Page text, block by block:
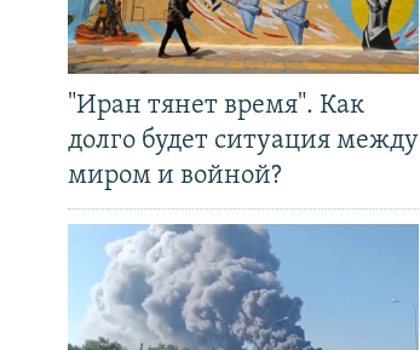
"Иран тянет время". Как
долго будет ситуация между
миром и войной?